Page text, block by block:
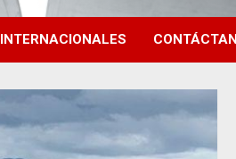
INTERNACIONALES